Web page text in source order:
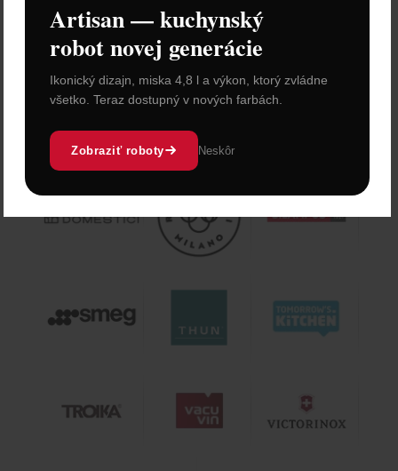
Artisan — kuchynský
robot novej generácie
Ikonický dizajn, miska 4,8 l a výkon, ktorý zvládne
všetko. Teraz dostupný v nových farbách.
Zobraziť roboty Neskôr